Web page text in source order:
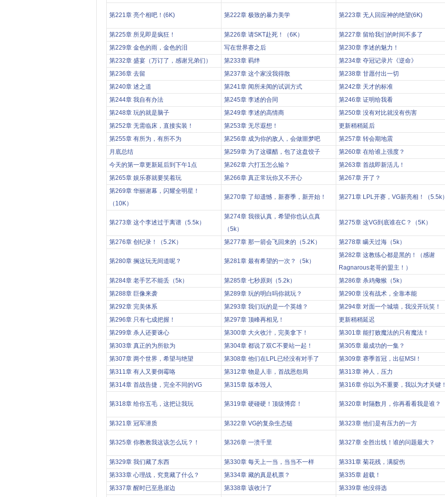
第221章 亮个相吧！(6K) 第222章 极致的暴力美学 第223章 无人回应神的绝望(6K)
第225章 所见即是疯狂！
第226章 请SKT赴死！（6K） 第227章 留给我们的时间不多了
第229章 金色的雨，金色的泪
写在世界赛之后 第230章 李述的魅力！
第232章 盛宴（万订了，感谢兄弟们）
第233章 羁绊 第234章 夺冠记录片《逆命》
第236章 去留
第237章 这个家没我得散 第238章 甘愿付出一切
第240章 述之道
第241章 闻所未闻的试训方式 第242章 天才的标准
第244章 我自有办法
第245章 李述的合同 第246章 证明给我看
第248章 玩的就是脑子
第249章 李述的高情商 第250章 没有对比就没有伤害
第252章 无需临床，直接实装！
第253章 无尽遐想！ 更新稍稍延后
第255章 有所为，有所不为
第256章 成为你的敌人，会做噩梦吧 第257章 转会期地震
月底总结
第259章 为了这碟醋，包了这盘饺子 第260章 在给谁上强度？
今天的第一章更新延后到下午1点
第262章 六打五怎么输？ 第263章 首战即新活儿！
第265章 娱乐赛就要笑着玩
第266章 真正常玩你又不开心 第267章 开了？
第269章 华丽谢幕，闪耀全明星！
（10K）
第270章 了却遗憾，新赛季，新开始！ 第271章 LPL开赛，VG新亮相！（5.5k）
第273章 这个李述过于离谱（5.5k）
第274章 我很认真，希望你也认点真
（5k）
第275章 这VG到底谁在C？（5K）
第276章 创纪录！（5.2K） 第277章 那一箭会飞回来的（5.2K） 第278章 瞒天过海（5k）
第280章 搁这玩无间道呢？ 第281章 最有希望的一次？（5k）
第282章 这教练心都是黑的！（感谢
Ragnarous老哥的盟主！）
第284章 老手艺不能丢（5k） 第285章 七秒原则（5.2k） 第286章 杀鸡儆猴（5k）
第288章 巨像来袭
第289章 玩的明白吗你就玩？ 第290章 没有战术，全靠本能
第292章 完美体系
第293章 我们玩的是一个英雄？ 第294章 对面一个城墙，我没开玩笑！
第296章 只有七成把握！
第297章 顶峰再相见！ 更新稍稍延迟
第299章 杀人还要诛心
第300章 大火收汁，完美拿下！ 第301章 能打败魔法的只有魔法！
第303章 真正的为所欲为
第304章 都说了双C不要站一起！ 第305章 最成功的一集？
第307章 两个世界，希望与绝望
第308章 他们在LPL已经没有对手了 第309章 赛季首冠，出征MSI！
第311章 有人又要倒霉咯
第312章 物是人非，首战恩怨局 第313章 神人，压力
第314章 首战告捷，完全不同的VG
第315章 版本毁人 第316章 你以为不重要，我以为才关键！
第318章 给你五毛，这把让我玩 第319章 硬碰硬！顶级博弈！ 第320章 时隔数月，你再看看我是谁？
第321章 冠军潜质
第322章 VG的复杂生态链 第323章 他们是有压力的一方
第325章 你教教我这该怎么玩？！ 第326章 一溃千里 第327章 全胜出线！谁的问题最大？
第329章 我们藏了东西
第330章 每天上一当，当当不一样 第331章 菊花残，满腚伤
第333章 心理战，究竟藏了什么？
第334章 藏的真是机票？ 第335章 超载！
第337章 醒时已至悬崖边
第338章 该收汁了 第339章 他没得选